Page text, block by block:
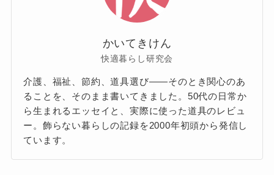
かいてきけん
快適暮らし研究会
介護、福祉、節約、道具選び——そのとき関心のあ
ることを、そのまま書いてきました。50代の日常か
ら生まれるエッセイと、実際に使った道具のレビュ
ー。飾らない暮らしの記録を2000年初頭から発信し
ています。